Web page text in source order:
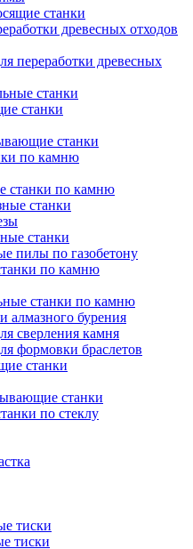
станки
древесных отходов
переработки древесных
станки
станки
станки
по камню
станки по камню
станки
станки
пилы по газобетону
по камню
станки по камню
алмазного бурения
сверления камня
формовки браслетов
станки
станки
по стеклу
тиски
тиски